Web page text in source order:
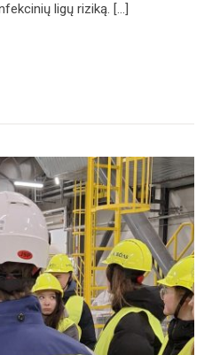
ligų riziką. […]